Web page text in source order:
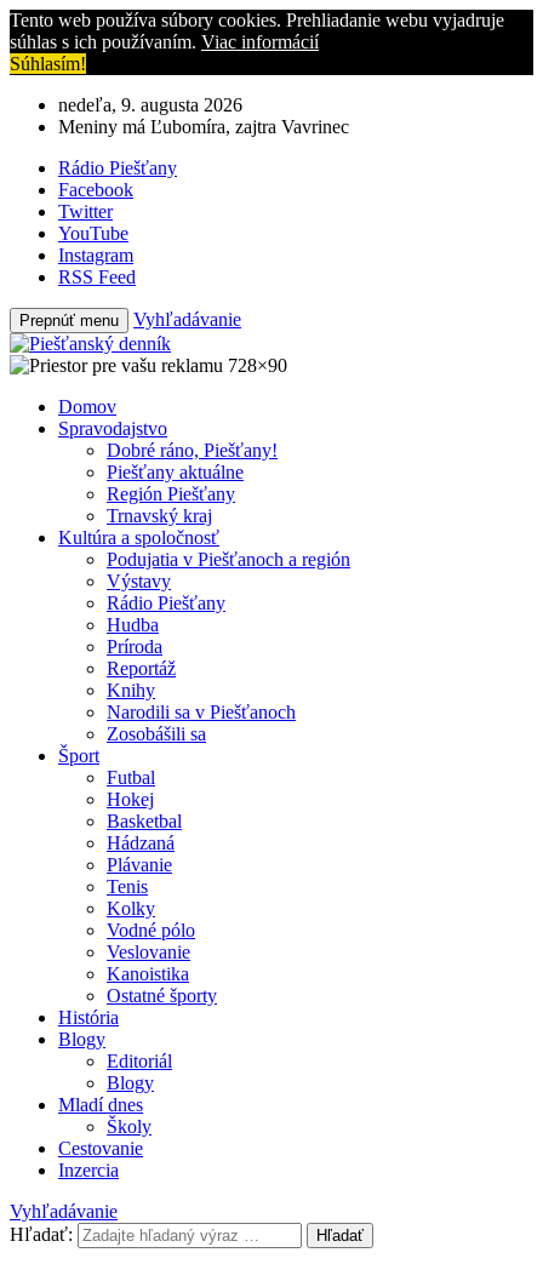
Tento web používa súbory cookies. Prehliadanie webu vyjadruje
súhlas s ich používaním. Viac informácií
Súhlasím!
nedeľa, 9. augusta 2026
Meniny má Ľubomíra, zajtra Vavrinec
Rádio Piešťany
Facebook
Twitter
YouTube
Instagram
RSS Feed
Prepnúť menu Vyhľadávanie
Domov
Spravodajstvo
Dobré ráno, Piešťany!
Piešťany aktuálne
Región Piešťany
Trnavský kraj
Kultúra a spoločnosť
Podujatia v Piešťanoch a región
Výstavy
Rádio Piešťany
Hudba
Príroda
Reportáž
Knihy
Narodili sa v Piešťanoch
Zosobášili sa
Šport
Futbal
Hokej
Basketbal
Hádzaná
Plávanie
Tenis
Kolky
Vodné pólo
Veslovanie
Kanoistika
Ostatné športy
História
Blogy
Editoriál
Blogy
Mladí dnes
Školy
Cestovanie
Inzercia
Vyhľadávanie
Hľadať:
Hľadať